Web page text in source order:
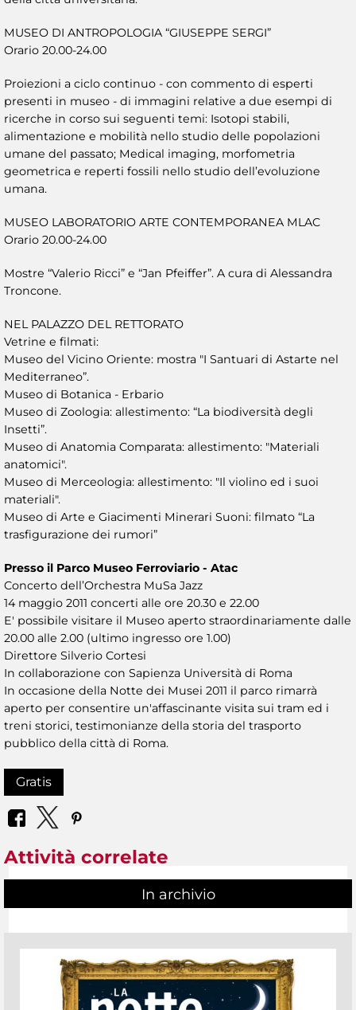
MUSEO DI ANTROPOLOGIA “GIUSEPPE SERGI”
Orario 20.00-24.00
Proiezioni a ciclo continuo - con commento di esperti
presenti in museo - di immagini relative a due esempi di
ricerche in corso sui seguenti temi: Isotopi stabili,
alimentazione e mobilità nello studio delle popolazioni
umane del passato; Medical imaging, morfometria
geometrica e reperti fossili nello studio dell’evoluzione
umana.
MUSEO LABORATORIO ARTE CONTEMPORANEA MLAC
Orario 20.00-24.00
Mostre “Valerio Ricci” e “Jan Pfeiffer”. A cura di Alessandra
Troncone.
NEL PALAZZO DEL RETTORATO
Vetrine e filmati:
Museo del Vicino Oriente: mostra "I Santuari di Astarte nel
Mediterraneo”.
Museo di Botanica - Erbario
Museo di Zoologia: allestimento: “La biodiversità degli
Insetti”.
Museo di Anatomia Comparata: allestimento: "Materiali
anatomici".
Museo di Merceologia: allestimento: "Il violino ed i suoi
materiali".
Museo di Arte e Giacimenti Minerari Suoni: filmato “La
trasfigurazione dei rumori”
Presso il Parco Museo Ferroviario - Atac
Concerto dell’Orchestra MuSa Jazz
14 maggio 2011 concerti alle ore 20.30 e 22.00
E' possibile visitare il Museo aperto straordinariamente dalle
20.00 alle 2.00 (ultimo ingresso ore 1.00)
Direttore Silverio Cortesi
In collaborazione con Sapienza Università di Roma
In occasione della Notte dei Musei 2011 il parco rimarrà
aperto per consentire un'affascinante visita sui tram ed i
treni storici, testimonianze della storia del trasporto
pubblico della città di Roma.
Gratis
Attività correlate
In archivio